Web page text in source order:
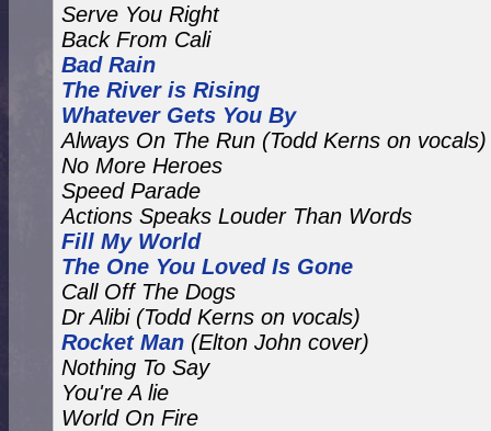
Serve You Right
Back From Cali
Bad Rain
The River is Rising
Whatever Gets You By
Always On The Run (Todd Kerns on vocals)
No More Heroes
Speed Parade
Actions Speaks Louder Than Words
Fill My World
The One You Loved Is Gone
Call Off The Dogs
Dr Alibi (Todd Kerns on vocals)
Rocket Man (Elton John cover)
Nothing To Say
You're A lie
World On Fire